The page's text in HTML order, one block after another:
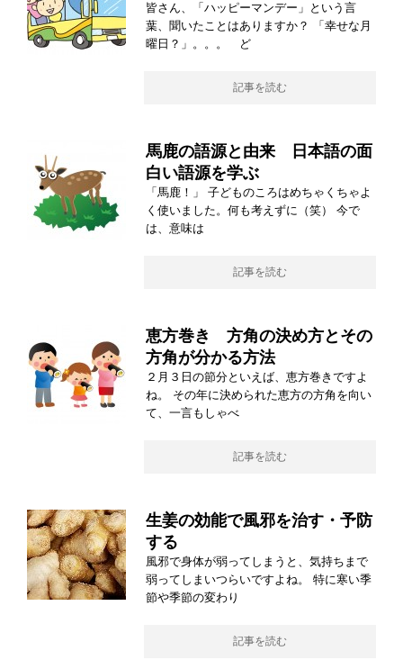
皆さん、「ハッピーマンデー」という言
葉、聞いたことはありますか？ 「幸せな月
曜日？」。。。 ど
記事を読む
馬鹿の語源と由来 日本語の面
白い語源を学ぶ
「馬鹿！」 子どものころはめちゃくちゃよ
く使いました。何も考えずに（笑） 今で
は、意味は
記事を読む
恵方巻き 方角の決め方とその
方角が分かる方法
２月３日の節分といえば、恵方巻きですよ
ね。 その年に決められた恵方の方角を向い
て、一言もしゃべ
記事を読む
生姜の効能で風邪を治す・予防
する
風邪で身体が弱ってしまうと、気持ちまで
弱ってしまいつらいですよね。 特に寒い季
節や季節の変わり
記事を読む